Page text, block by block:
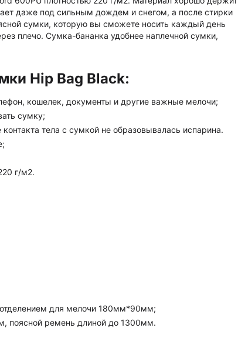
даже под сильным дождем и снегом, а после стирки
сумки, которую вы сможете носить каждый день
плечо. Сумка-бананка удобнее наплечной сумки,
Hip Bag Black:
кошелек, документы и другие важные мелочи;
сумку;
тела с сумкой не образовывалась испарина.
г/м2.
для мелочи 180мм*90мм;
поясной ремень длиной до 1300мм.